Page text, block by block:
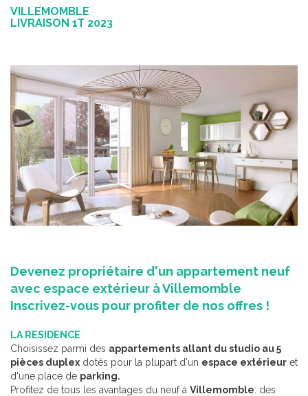
VILLEMOMBLE
LIVRAISON 1T 2023
Devenez propriétaire d'un appartement neuf
avec espace extérieur à Villemomble
Inscrivez-vous pour profiter de nos offres !
LA RESIDENCE
Choisissez parmi des appartements allant du studio au 5
pièces duplex dotés pour la plupart d'un espace extérieur et
d'une place de parking.
Profitez de tous les avantages du neuf à Villemomble: des